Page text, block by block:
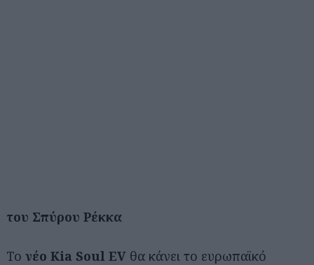
του Σπύρου Ρέκκα
Το νέο Kia Soul EV θα κάνει το ευρωπαϊκό